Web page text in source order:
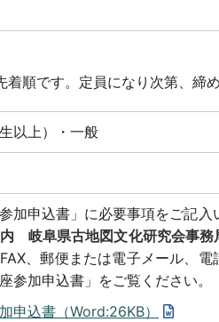
着順です。定員になり次第、締め
以上）・一般
加申込書」に必要事項をご記入
岐阜県古地図文化研究会事務
、郵便または電子メール、
参加申込書」をご覧ください。
申込書（Word:26KB）